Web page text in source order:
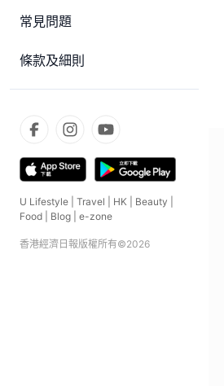
常見問題
條款及細則
U Lifestyle Travel HK Beauty
Food
Blog e-zone
香港經濟日報版權所有©2026